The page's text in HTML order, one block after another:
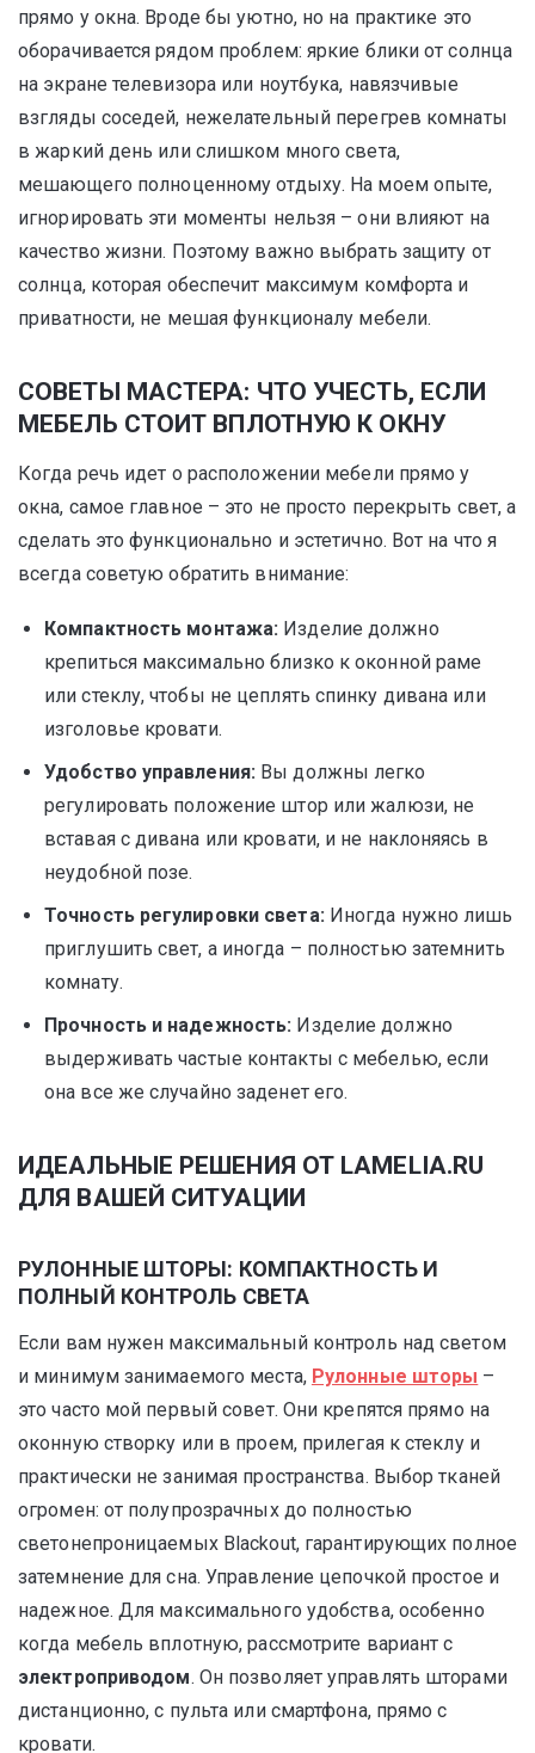
прямо у окна. Вроде бы уютно, но на практике это
оборачивается рядом проблем: яркие блики от солнца
на экране телевизора или ноутбука, навязчивые
взгляды соседей, нежелательный перегрев комнаты
в жаркий день или слишком много света,
мешающего полноценному отдыху. На моем опыте,
игнорировать эти моменты нельзя – они влияют на
качество жизни. Поэтому важно выбрать защиту от
солнца, которая обеспечит максимум комфорта и
приватности, не мешая функционалу мебели.
СОВЕТЫ МАСТЕРА: ЧТО УЧЕСТЬ, ЕСЛИ
МЕБЕЛЬ СТОИТ ВПЛОТНУЮ К ОКНУ
Когда речь идет о расположении мебели прямо у
окна, самое главное – это не просто перекрыть свет, а
сделать это функционально и эстетично. Вот на что я
всегда советую обратить внимание:
Компактность монтажа: Изделие должно
крепиться максимально близко к оконной раме
или стеклу, чтобы не цеплять спинку дивана или
изголовье кровати.
Удобство управления: Вы должны легко
регулировать положение штор или жалюзи, не
вставая с дивана или кровати, и не наклоняясь в
неудобной позе.
Точность регулировки света:Иногда нужно лишь
приглушить свет, а иногда – полностью затемнить
комнату.
Прочность и надежность: Изделие должно
выдерживать частые контакты с мебелью, если
она все же случайно заденет его.
ИДЕАЛЬНЫЕ РЕШЕНИЯ ОТ LAMELIA.RU
ДЛЯ ВАШЕЙ СИТУАЦИИ
РУЛОННЫЕ ШТОРЫ: КОМПАКТНОСТЬ И
ПОЛНЫЙ КОНТРОЛЬ СВЕТА
Если вам нужен максимальный контроль над светом
и минимум занимаемого места, Рулонные шторы –
это часто мой первый совет. Они крепятся прямо на
оконную створку или в проем, прилегая к стеклу и
практически не занимая пространства. Выбор тканей
огромен: от полупрозрачных до полностью
светонепроницаемых Blackout, гарантирующих полное
затемнение для сна. Управление цепочкой простое и
надежное. Для максимального удобства, особенно
когда мебель вплотную, рассмотрите вариант с
электроприводом. Он позволяет управлять шторами
дистанционно, с пульта или смартфона, прямо с
кровати.